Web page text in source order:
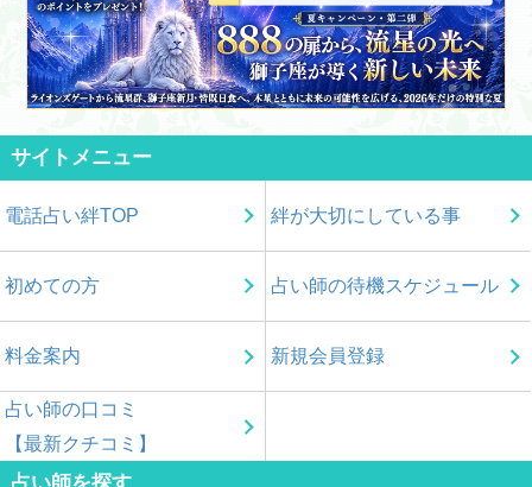
サイトメニュー
電話占い絆TOP 絆が大切にしている事
初めての方 占い師の待機スケジュール
料金案内 新規会員登録
占い師の口コミ
【最新クチコミ】